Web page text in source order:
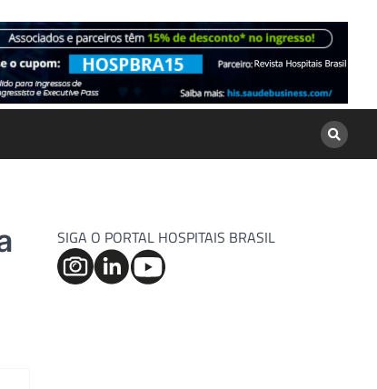
SIGA O PORTAL HOSPITAIS BRASIL